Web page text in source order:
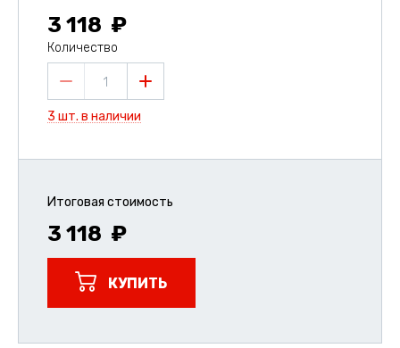
3 118
Количество
1
3 шт. в наличии
Итоговая стоимость
3 118
КУПИТЬ